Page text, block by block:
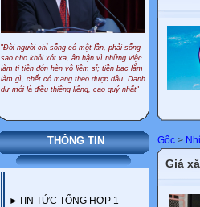
"Đời người chỉ sống có một lần, phải sống
sao cho khỏi xót xa, ân hận vì những việc
làm ti tiện đớn hèn vô liêm sỉ; tiền bạc lắm
làm gì, chết có mang theo được đâu. Danh
dự mới là điều thiêng liêng, cao quý nhất"
THÔNG TIN
►TIN TỨC TỔNG HỢP 1
Gốc >
Giá